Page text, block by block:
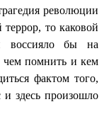
революции
то каковой
воссияло бы на
чем помнить и кем
фактом того,
здесь произошло